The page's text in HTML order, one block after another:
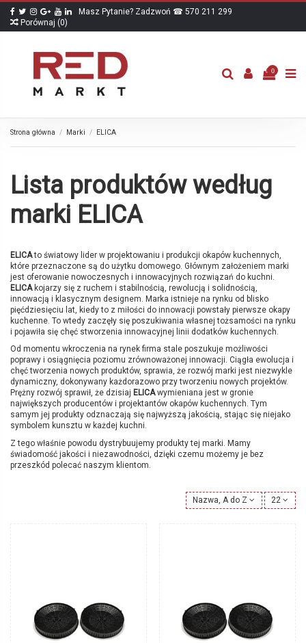
Masz Pytanie? Zadzwoń ☎ 570 211 299
Porównaj (0)
0
Strona główna Marki ELICA
Lista produktów według
marki ELICA
ELICAto światowy lider w projektowaniu i produkcji okapów kuchennych,
które przeznaczone są do użytku domowego. Głównym założeniem marki
jest oferowanie nowoczesnych i innowacyjnych rozwiązań do kuchni.
ELICAkojarzy się z ruchem i stabilnością, rewolucją i solidnością,
innowacją i klasycznym designem. Marka istnieje na rynku od blisko
pięćdziesięciu lat, kiedy to z miłości do innowacji powstały pierwsze okapy
kuchenne. To wtedy zaczęły się poszukiwania własnej tożsamości na rynku
i pojawiła się chęć stworzenia innowacyjnej linii dodatków kuchennych.
Od momentu wkroczenia na rynek firma stale poszukuje możliwości
poprawy i osiągnięcia poziomu zrównoważonej innowacji. Ciągła ewolucja i
chęć tworzenia nowych produktów, sprawia, że rozwój marki jest niezwykle
dynamiczny, dokonywany każdorazowo przy tworzeniu nowych projektów.
Prężny rozwój sprawił, że dzisiaj ELICAwymieniana jest w gronie
największych producentów i projektantów okapów kuchennych. Tym
samym jej produkty odznaczają się najwyższą jakością, stając się niejako
symbolem kunsztu w każdej kuchni.
Z tego właśnie powodu dystrybuujemy produkty tej marki. Mamy
świadomość jakości i niezawodności, dzięki czemu możemy je bez
przeszkód polecać naszym klientom.
Nazwa, A do Z 22